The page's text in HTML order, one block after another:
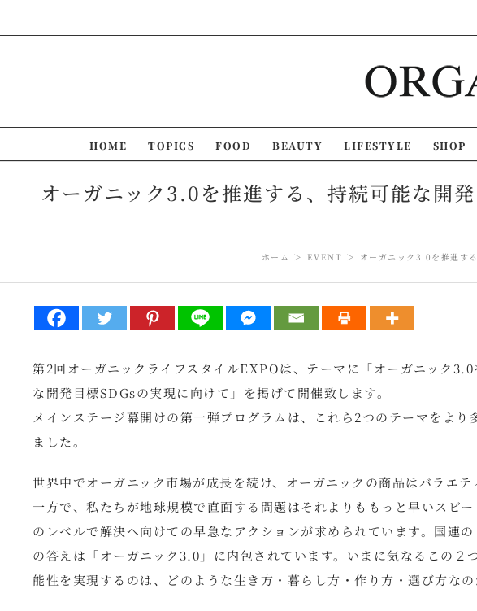
to
HOME TOPICS FOOD BEAUTY LIFESTYLE SHOP
オーガニック3.0を推進する、持続可能な開
ホーム EVENT オーガニック3.0を推進す
第2回オーガニックライフスタイルEXPOは、テーマに「オーガニック
な開発目標SDGsの実現に向けて」を掲げて開催致します。
メインステージ幕開けの第一弾プログラムは、これら2つのテーマをよ
ました。
世界中でオーガニック市場が成長を続け、オーガニックの商品はバラエ
一方で、私たちが地球規模で直面する問題はそれよりももっと早いスビ
のレベルで解決へ向けての早急なアクションが求められています。国連
の答えは「オーガニック3.0」に内包されています。いまに気なるこの２
能性を実現するのは、どのような生き方・暮らし方・作り方・選び方なの